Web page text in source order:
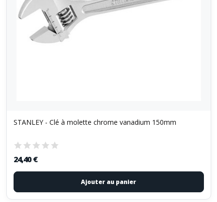
STANLEY - Clé à molette chrome vanadium 150mm
24,40 €
Ajouter au panier